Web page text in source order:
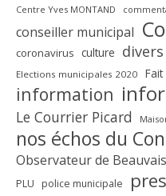
Centre Yves MONTAND
conseiller municipal
coronavirus culture divers
Elections municipales 2020
information
Le Courrier Picard
nos échos du
Observateur de Beauvais
PLU police municipale